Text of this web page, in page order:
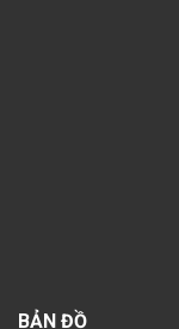
BẢN ĐỒ